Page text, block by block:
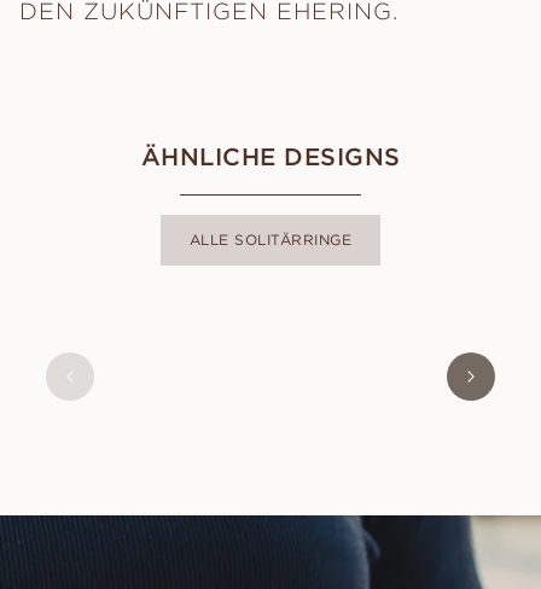
DEN ZUKÜNFTIGEN EHERING.
ÄHNLICHE DESIGNS
ALLE SOLITÄRRINGE